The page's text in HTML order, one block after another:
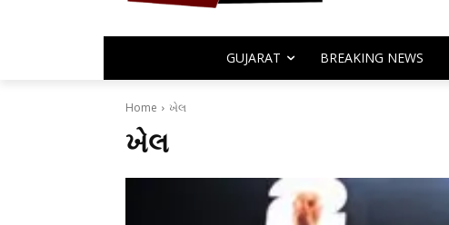
GUJARAT BREAKING NEWS
Home ખેલ
ખેલ